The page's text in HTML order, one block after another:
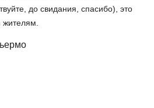
до свидания, спасибо), это
жителям.